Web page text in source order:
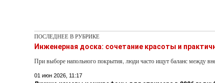
ПОСЛЕДНЕЕ В РУБРИКЕ
Инженерная доска: сочетание красоты и
При выборе напольного покрытия, люди часто ищут баланс между
01 июн 2026, 11:17